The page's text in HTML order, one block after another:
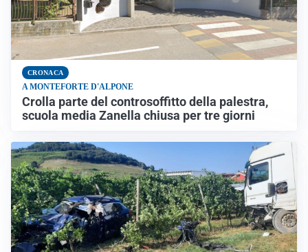
CRONACA
A MONTEFORTE D'ALPONE
Crolla parte del controsoffitto della palestra,
scuola media Zanella chiusa per tre giorni